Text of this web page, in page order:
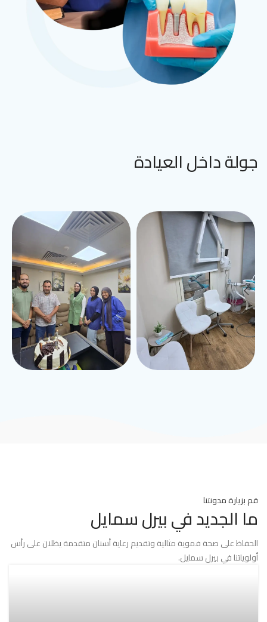
جولة داخل العيادة
قم بزيارة مدونتنا
ما الجديد في بيرل سمايل
الحفاظ على صحة فموية مثالية وتقديم رعاية أسنان متقدمة يظلان على رأس
أولوياتنا في بيرل سمايل.